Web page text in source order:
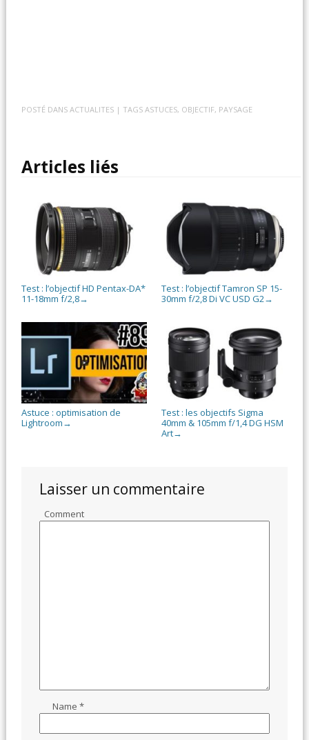
POSTÉ DANSACTUALITES | TAGSASTUCES, OBJECTIF, PAYSAGE
Articles liés
Test : l’objectif HD Pentax-DA*
11-18mm f/2,8→
Test : l’objectif Tamron SP 15-
30mm f/2,8 Di VC USD G2→
Astuce : optimisation de
Lightroom →
Test : les objectifs Sigma
40mm & 105mm f/1,4 DG HSM
Art→
Laisser un commentaire
Comment
Name*